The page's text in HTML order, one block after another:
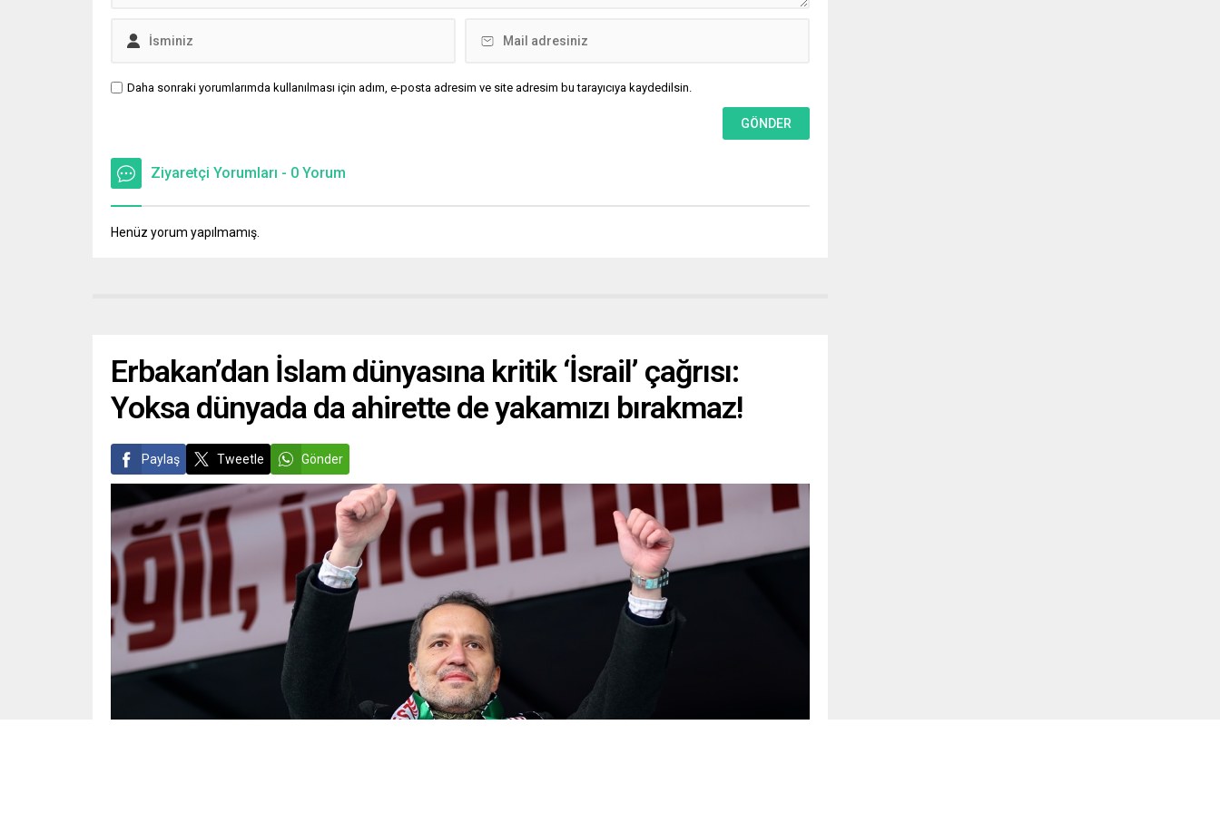
Daha sonraki yorumlarımda kullanılması için adım, e-posta adresim ve site adresim bu tarayıcıya kaydedilsin.
Ziyaretçi Yorumları - 0 Yorum
Henüz yorum yapılmamış.
Erbakan’dan İslam dünyasına kritik ‘İsrail’ çağrısı:
Yoksa dünyada da ahirette de yakamızı bırakmaz!
Paylaş Tweetle Gönder